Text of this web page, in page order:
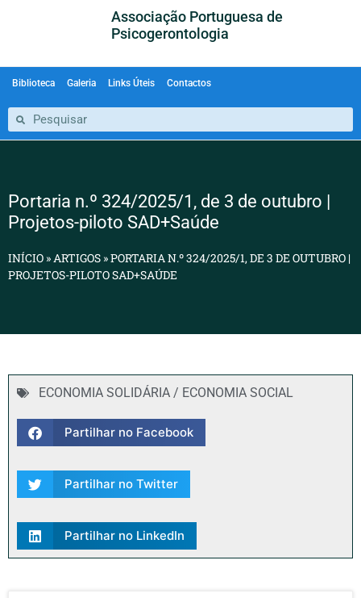
Associação Portuguesa de
Psicogerontologia
Biblioteca Galeria Links Úteis Contactos
Portaria n.º 324/2025/1, de 3 de outubro |
Projetos-piloto SAD+Saúde
INÍCIO »ARTIGOS »PORTARIA N.º 324/2025/1, DE 3 DE OUTUBRO |
PROJETOS-PILOTO SAD+SAÚDE
ECONOMIA SOLIDÁRIA / ECONOMIA SOCIAL
Partilhar no Facebook
Partilhar no Twitter
Partilhar no LinkedIn